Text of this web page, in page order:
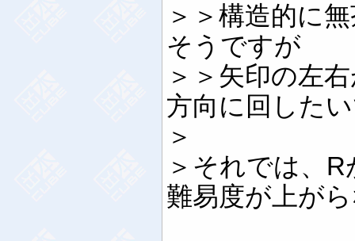
＞＞構造的に
そうですが
＞＞矢印の左
方向に回した
＞
＞それでは、
難易度が上が